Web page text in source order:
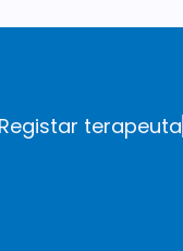
Registar terapeuta